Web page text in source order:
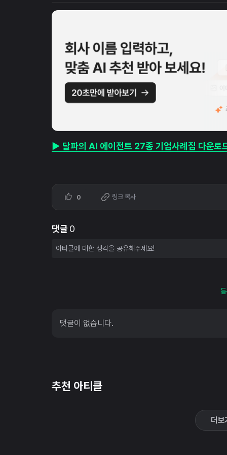
▶ 달파의 AI 에이전트 27종 기업사례집 다운로
0 링크 복사
댓글 0
댓글이 없습니다.
추천 아티클
더